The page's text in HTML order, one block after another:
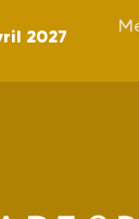
2027